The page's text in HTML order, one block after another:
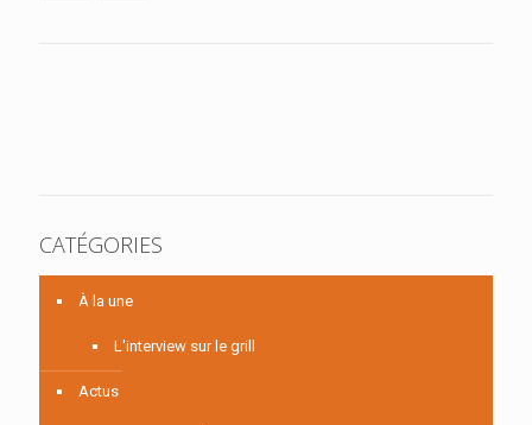
CATÉGORIES
À la une
L'interview sur le grill
Actus